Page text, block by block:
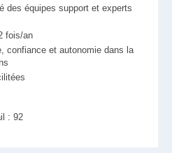
des équipes support et experts
fois/an
confiance et autonomie dans la
: 92